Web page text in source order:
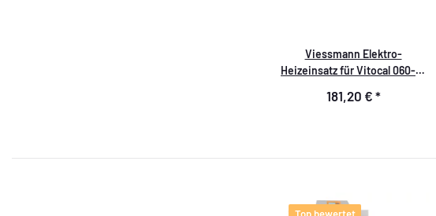
Viessmann Elektro-
Heizeinsatz für Vitocal 060-A,
181,20 € *